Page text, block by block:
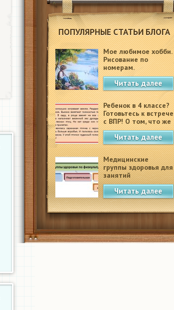
ПОПУЛЯРНЫЕ СТАТЬИ БЛОГА
Мое любимое хобби.
Рисование по
номерам.
Читать далее
Ребенок в 4 классе?
Готовьтесь к встрече
с ВПР! О том, что же
это такое.
Читать далее
Медицинские
группы здоровья для
занятий
физкультурой в
школеЧитать далее